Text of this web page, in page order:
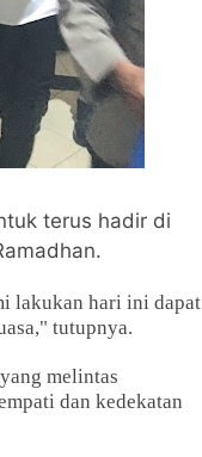
terus hadir di
lakukan hari ini dapat
tutupnya.
melintas
dan kedekatan